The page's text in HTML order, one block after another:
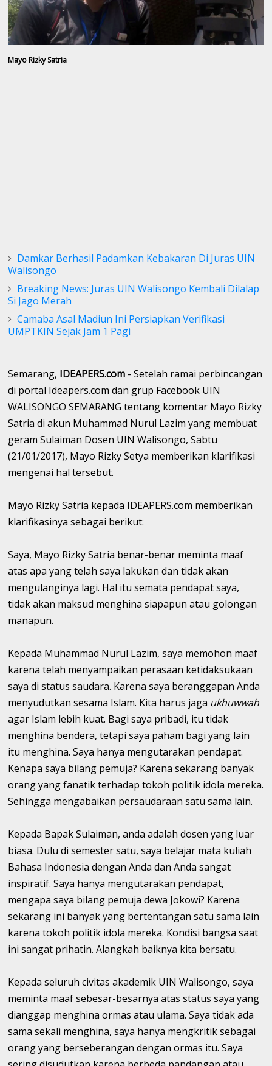
Mayo Rizky Satria
Damkar Berhasil Padamkan Kebakaran Di Juras UIN
Walisongo
Breaking News: Juras UIN Walisongo Kembali Dilalap
Si Jago Merah
Camaba Asal Madiun Ini Persiapkan Verifikasi
UMPTKIN Sejak Jam 1 Pagi
Semarang, IDEAPERS.com - Setelah ramai perbincangan
di portal Ideapers.com dan grup Facebook UIN
WALISONGO SEMARANG tentang komentar Mayo Rizky
Satria di akun Muhammad Nurul Lazim yang membuat
geram Sulaiman Dosen UIN Walisongo, Sabtu
(21/01/2017), Mayo Rizky Setya memberikan klarifikasi
mengenai hal tersebut.
Mayo Rizky Satria kepada IDEAPERS.com memberikan
klarifikasinya sebagai berikut:
Saya, Mayo Rizky Satria benar-benar meminta maaf
atas apa yang telah saya lakukan dan tidak akan
mengulanginya lagi. Hal itu semata pendapat saya,
tidak akan maksud menghina siapapun atau golongan
manapun.
Kepada Muhammad Nurul Lazim, saya memohon maaf
karena telah menyampaikan perasaan ketidaksukaan
saya di status saudara. Karena saya beranggapan Anda
menyudutkan sesama Islam. Kita harus jaga ukhuwwah
agar Islam lebih kuat. Bagi saya pribadi, itu tidak
menghina bendera, tetapi saya paham bagi yang lain
itu menghina. Saya hanya mengutarakan pendapat.
Kenapa saya bilang pemuja? Karena sekarang banyak
orang yang fanatik terhadap tokoh politik idola mereka.
Sehingga mengabaikan persaudaraan satu sama lain.
Kepada Bapak Sulaiman, anda adalah dosen yang luar
biasa. Dulu di semester satu, saya belajar mata kuliah
Bahasa Indonesia dengan Anda dan Anda sangat
inspiratif. Saya hanya mengutarakan pendapat,
mengapa saya bilang pemuja dewa Jokowi? Karena
sekarang ini banyak yang bertentangan satu sama lain
karena tokoh politik idola mereka. Kondisi bangsa saat
ini sangat prihatin. Alangkah baiknya kita bersatu.
Kepada seluruh civitas akademik UIN Walisongo, saya
meminta maaf sebesar-besarnya atas status saya yang
dianggap menghina ormas atau ulama. Saya tidak ada
sama sekali menghina, saya hanya mengkritik sebagai
orang yang berseberangan dengan ormas itu. Saya